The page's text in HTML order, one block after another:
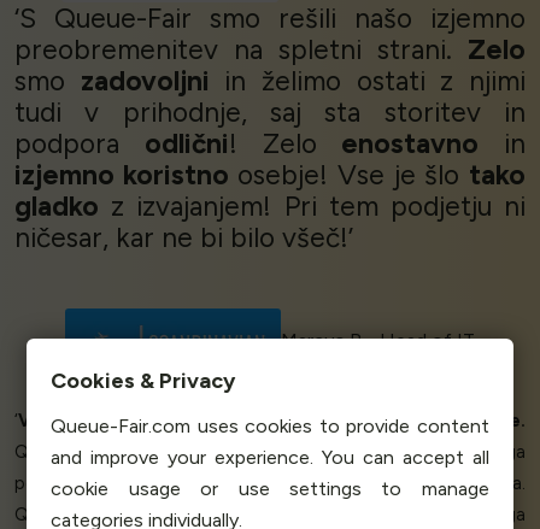
‘S Queue-Fair smo rešili našo izjemno
preobremenitev na spletni strani. Zelo
smo zadovoljni in želimo ostati z njimi
tudi v prihodnje, saj sta storitev in
podpora odlični! Zelo enostavno in
izjemno koristno osebje! Vse je šlo tako
gladko z izvajanjem! Pri tem podjetju ni
ničesar, kar ne bi bilo všeč!’
Marcus B - Head of IT
‘Vrhunski izdelek, ki gapodpiraizjemna storitev za stranke.
Queue-Fair je bila odlična rešitev za obvladovanje skokovitega
povpraševanja po vstopnicah prek našega spletnega mesta.
Queue-Fair obvladuje konice spletnega prometa, pomaga
Cookies & Privacy
Queue-Fair.com uses cookies to provide content
and improve your experience. You can accept all
cookie usage or use settings to manage
categories individually.